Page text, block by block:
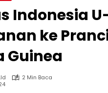
Indonesia
ke
Guinea
2 Min Baca